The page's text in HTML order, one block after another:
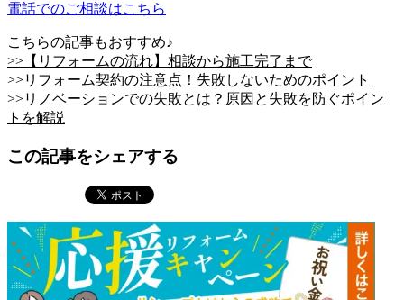
電話でのご相談はこちら
こちらの記事もおすすめ♪
>>【リフォームの流れ】相談から施工完了まで
>>リフォーム契約の注意点！失敗しないためのポイント
>>リノベーションでの失敗とは？原因と失敗を防ぐポイン
トを解説
この記事をシェアする